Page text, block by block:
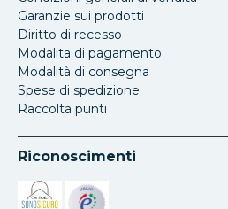
Garanzie sui prodotti
Diritto di recesso
Modalita di pagamento
Modalità di consegna
Spese di spedizione
Raccolta punti
Riconoscimenti